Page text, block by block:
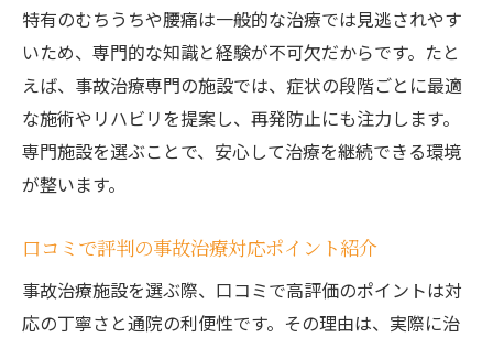
特有のむちうちや腰痛は一般的な治療では見逃されやす
いため、専門的な知識と経験が不可欠だからです。たと
えば、事故治療専門の施設では、症状の段階ごとに最適
な施術やリハビリを提案し、再発防止にも注力します。
専門施設を選ぶことで、安心して治療を継続できる環境
が整います。
口コミで評判の事故治療対応ポイント紹介
事故治療施設を選ぶ際、口コミで高評価のポイントは対
応の丁寧さと通院の利便性です。その理由は、実際に治